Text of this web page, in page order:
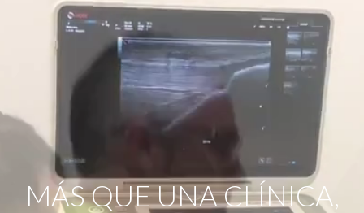
MÁS QUE UNA CLÍNICA,